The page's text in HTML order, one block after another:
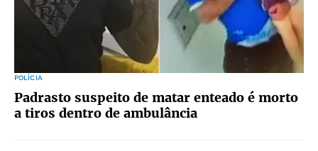
POLÍCIA
Padrasto suspeito de matar enteado é morto
a tiros dentro de ambulância